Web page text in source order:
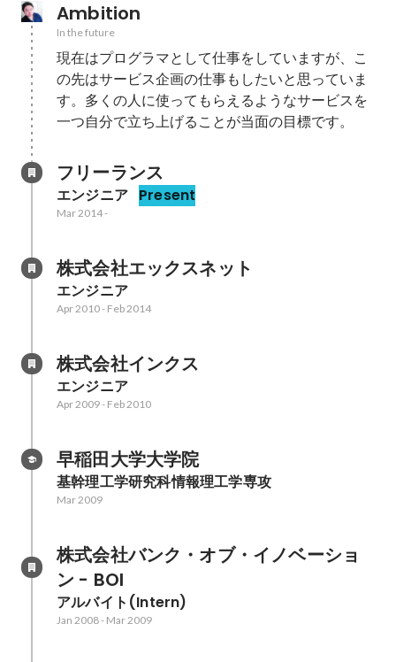
Ambition
In the future
現在はプログラマとして仕事をしていますが、こ
の先はサービス企画の仕事もしたいと思っていま
す。多くの人に使ってもらえるようなサービスを
一つ自分で立ち上げることが当面の目標です。
フリーランス
エンジニア Present
Mar 2014-
株式会社エックスネット
エンジニア
Apr 2010- Feb 2014
株式会社インクス
エンジニア
Apr 2009- Feb 2010
早稲田大学大学院
基幹理工学研究科情報理工学専攻
Mar 2009
株式会社バンク・オブ・イノベーショ
ン - BOI
アルバイト(Intern)
Jan 2008- Mar 2009